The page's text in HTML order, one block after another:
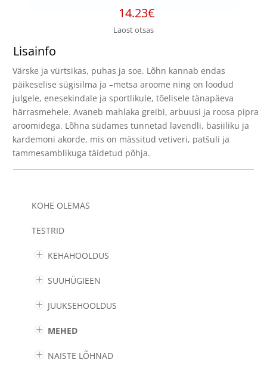
14.23€
Laost otsas
Lisainfo
Värske ja vürtsikas, puhas ja soe. Lõhn kannab endas
päikeselise sügisilma ja –metsa aroome ning on loodud
julgele, enesekindale ja sportlikule, tõelisele tänapäeva
härrasmehele. Avaneb mahlaka greibi, arbuusi ja roosa pipra
aroomidega. Lõhna südames tunnetad lavendli, basiiliku ja
kardemoni akorde, mis on mässitud vetiveri, patšuli ja
tammesamblikuga täidetud põhja.
KOHE OLEMAS
TESTRID
KEHAHOOLDUS
SUUHÜGIEEN
JUUKSEHOOLDUS
MEHED
NAISTE LÕHNAD